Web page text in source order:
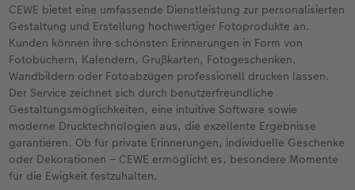
Panoramaseite
Erinnerungstasche
Personalisierter Schuber
Bestellwege
Inspiration
Fotocollage
hexxas
Acrylglas
Alu Dibond
Gallery Print
Bilderboxen
Fotosets
Fotosticker
Art Prints
Premium Poster
Trinkgefäße
Fototassen
Emaille Becher
Trinkflasche
Dekoration
Babykarten
Geburtskarten
Taufkarten
Postkarten Sets
Postkarten verschicken
Huawei Hüllen
Silikonhüllen
Handykette
Kunststoffhüllen
Lederhüllen
Wandkalender Fineline
Papierqualitäten
Bestellwege
Designvorlagen
Kalender mit fertigem Design
Kleine Geschenke
Danke sagen
für Männer
für Frauen
für Freundinnen
Neue Funktionen
Erste Schritte
Softwaretipps
Videotutorials
CEWE bietet eine umfassende Dienstleistung zur personalisierten
Gestaltung und Erstellung hochwertiger Fotoprodukte an.
Kunden können ihre schönsten Erinnerungen in Form von
Fotobüchern, Kalendern, Grußkarten, Fotogeschenken,
Wandbildern oder Fotoabzügen professionell drucken lassen.
Der Service zeichnet sich durch benutzerfreundliche
Gestaltungsmöglichkeiten, eine intuitive Software sowie
moderne Drucktechnologien aus, die exzellente Ergebnisse
garantieren. Ob für private Erinnerungen, individuelle Geschenke
oder Dekorationen – CEWE ermöglicht es, besondere Momente
für die Ewigkeit festzuhalten.